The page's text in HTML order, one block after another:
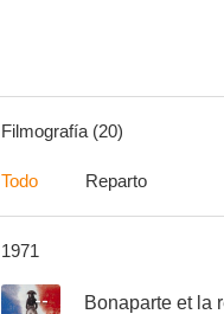
--
Filmografía (20)
Todo Reparto
1971
-- Bonaparte et la